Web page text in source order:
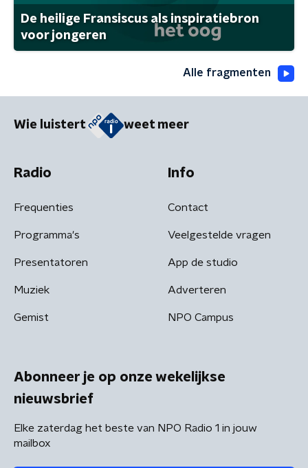
De heilige Fransiscus als inspiratiebron
voor jongeren
Alle fragmenten
Wie luistert weet meer
Radio
Frequenties
Programma's
Presentatoren
Muziek
Gemist
Info
Contact
Veelgestelde vragen
App de studio
Adverteren
NPO Campus
Abonneer je op onze wekelijkse
nieuwsbrief
Elke zaterdag het beste van NPO Radio 1 in jouw
mailbox